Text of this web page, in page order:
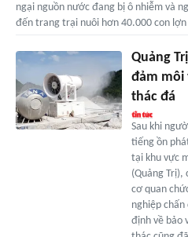
ngại nguồn nước đang bị ô nhiễm và
đến trang trại nuôi hơn 40.000 con
Quảng
đảm
thác đá
Sau khi
tiếng ồn
tại khu vực
(Quảng Trị),
cơ quan
nghiệp
định về bảo